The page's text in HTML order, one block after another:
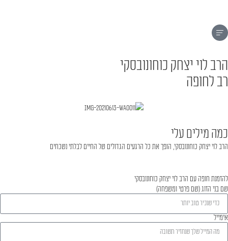
הרב לוי יצחק כוחונובסקי
רב לחופה
כמה מילים עלי
הרב לוי יצחק כוחונובסקי, הופך את כל הרגעים הגדולים של החיים לבלתי נשכחים
להזמנת חופה עם הרב לוי יצחק כוחונובסקי
שם בני הזוג (שם פרטי ומשפחה)
אימייל